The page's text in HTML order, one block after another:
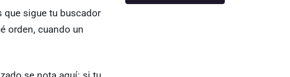
que sigue tu buscador
orden, cuando un